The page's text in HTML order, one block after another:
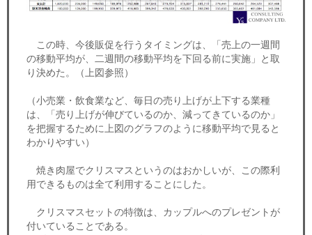
この時、今後販促を行うタイミングは、「売上の一週間
の移動平均が、二週間の移動平均を下回る前に実施」と取
り決めた。（上図参照）
（小売業・飲食業など、毎日の売り上げが上下する業種
は、「売り上げが伸びているのか、減ってきているのか」
を把握するために上図のグラフのように移動平均で見ると
わかりやすい）
焼き肉屋でクリスマスというのはおかしいが、この際利
用できるものは全て利用することにした。
クリスマスセットの特徴は、カップルへのプレゼントが
付いていることである。